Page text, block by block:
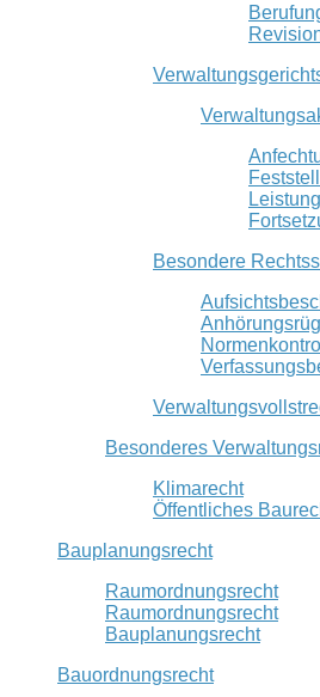
Besondere
Besonderes
Klimarecht
Öffentliches
Bauplanungsrecht
Raumordnungsrecht
Raumordnungsrecht
Bauplanungsrecht
Bauordnungsrecht